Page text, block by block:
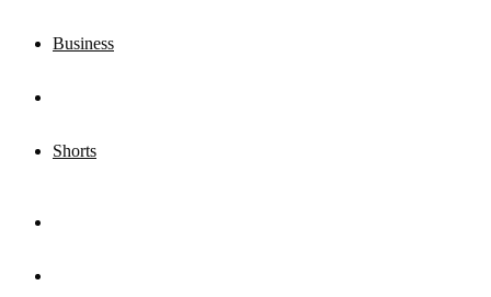
Business
Shorts